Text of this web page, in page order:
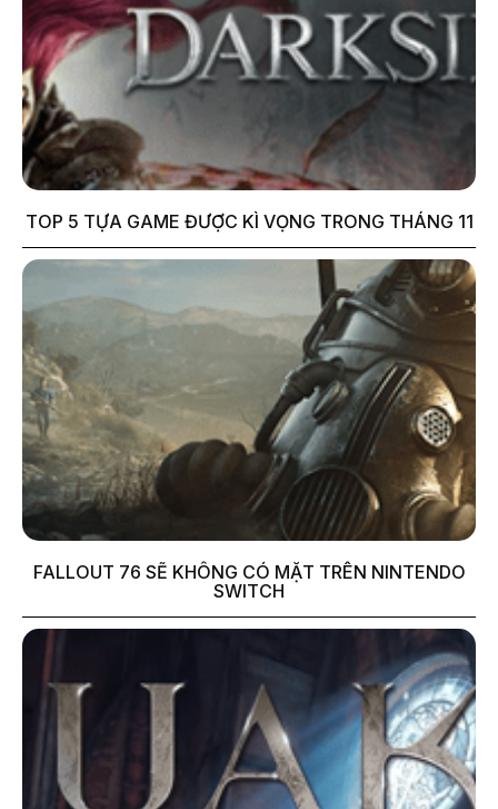
TOP 5 TỰA GAME ĐƯỢC KÌ VỌNG TRONG THÁNG 11
FALLOUT 76 SẼ KHÔNG CÓ MẶT TRÊN NINTENDO
SWITCH